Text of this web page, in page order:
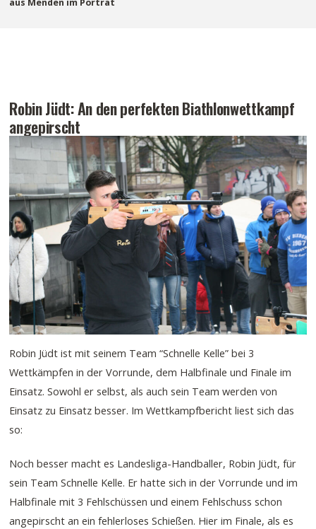
Robin Jüdt: An den perfekten Biathlonwettkampf
angepirscht
Robin Jüdt ist mit seinem Team “Schnelle Kelle” bei 3
Wettkämpfen in der Vorrunde, dem Halbfinale und Finale im
Einsatz. Sowohl er selbst, als auch sein Team werden von
Einsatz zu Einsatz besser. Im Wettkampfbericht liest sich das
so:
Noch besser macht es Landesliga-Handballer, Robin Jüdt, für
sein Team Schnelle Kelle. Er hatte sich in der Vorrunde und im
Halbfinale mit 3 Fehlschüssen und einem Fehlschuss schon
angepirscht an ein fehlerloses Schießen. Hier im Finale, als es